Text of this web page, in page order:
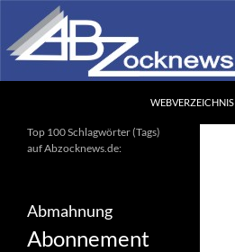
Inhalt
springen
WEBVERZEICHNIS
Ihr unabhängiges
Informationsportal
Top 100 Schlagwörter (Tags)
auf Abzocknews.de:
Abmahnung
Abonnement